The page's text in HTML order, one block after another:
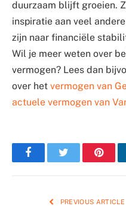
duurzaam blijft groeien.
inspiratie aan veel
zijn naar financiële
Wil je meer weten over
vermogen? Lees dan
over het vermogen van
actuele vermogen van
FacebookTwitter
PREVIOUS ARTICLE